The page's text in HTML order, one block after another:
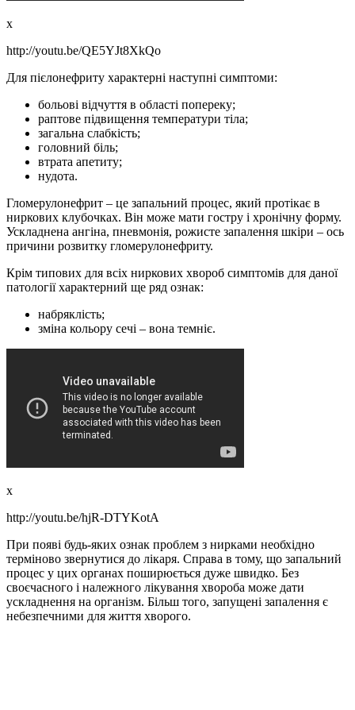
x
http://youtu.be/QE5YJt8XkQo
Для пієлонефриту характерні наступні симптоми:
больові відчуття в області попереку;
раптове підвищення температури тіла;
загальна слабкість;
головний біль;
втрата апетиту;
нудота.
Гломерулонефрит – це запальний процес, який протікає в
ниркових клубочках. Він може мати гостру і хронічну форму.
Ускладнена ангіна, пневмонія, рожисте запалення шкіри – ось
причини розвитку гломерулонефриту.
Крім типових для всіх ниркових хвороб симптомів для даної
патології характерний ще ряд ознак:
набряклість;
зміна кольору сечі – вона темніє.
x
http://youtu.be/hjR-DTYKotA
При появі будь-яких ознак проблем з нирками необхідно
терміново звернутися до лікаря. Справа в тому, що запальний
процес у цих органах поширюється дуже швидко. Без
своєчасного і належного лікування хвороба може дати
ускладнення на організм. Більш того, запущені запалення є
небезпечними для життя хворого.